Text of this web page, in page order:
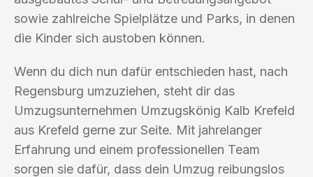
sowie zahlreiche Spielplätze und Parks, in denen
die Kinder sich austoben können.
Wenn du dich nun dafür entschieden hast, nach
Regensburg umzuziehen, steht dir das
Umzugsunternehmen Umzugskönig Kalb Krefeld
aus Krefeld gerne zur Seite. Mit jahrelanger
Erfahrung und einem professionellen Team
sorgen sie dafür, dass dein Umzug reibungslos